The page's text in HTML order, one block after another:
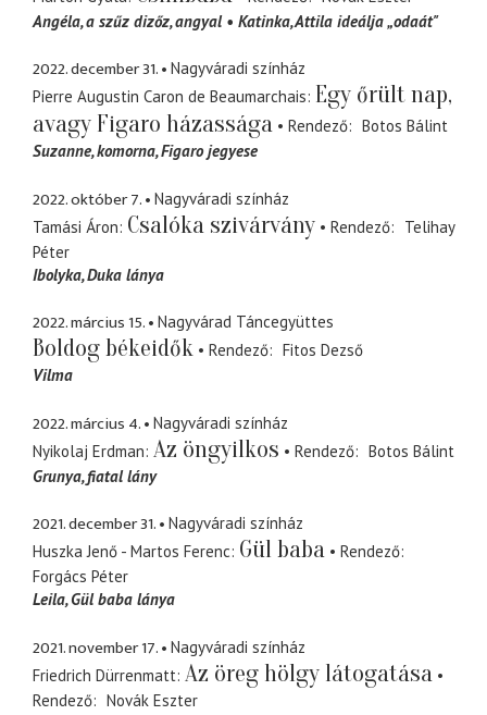
Angéla a szűz dizőz, angyal Katinka Attila ideálja „odaát"
2022. december 31.
Nagyváradi színház
Pierre Augustin Caron de Beaumarchais Egy őrült nap,
avagy Figaro házassága
Rendező
Botos Bálint
Suzanne komorna, Figaro jegyese
2022. október 7.
Nagyváradi színház
Tamási Áron Csalóka szivárvány Rendező
Telihay
Péter
Ibolyka Duka lánya
2022. március 15. Nagyvárad Táncegyüttes
Boldog békeidők Rendező
Fitos Dezső
Vilma
2022. március 4.
Nagyváradi színház
Nyikolaj Erdman Az öngyilkos Rendező
Botos Bálint
Grunya fiatal lány
2021. december 31.
Nagyváradi színház
Huszka Jenő - Martos Ferenc Gül baba
Rendező
Forgács Péter
Leila Gül baba lánya
2021. november 17.
Nagyváradi színház
Friedrich Dürrenmatt Az öreg hölgy látogatása
Rendező
Novák Eszter